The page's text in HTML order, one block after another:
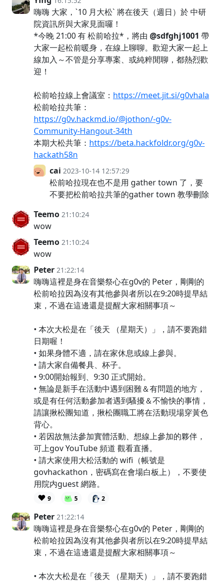
嗨嗨 大家，`10 月大松` 將在後天（週日）於 中研
院資訊所與大家見面囉！
*今晚 21:00 有 松前哈拉*，將由 @sdfghj1001 帶
大家一起松前暖身，在線上聊聊。歡迎大家一起上
線加入～不管是分享專案、或純粹閒聊，都熱烈歡
迎！
松前哈拉線上會議室： https://meet.jit.si/g0vhala
松前哈拉共筆：
https://g0v.hackmd.io/@jothon/-g0v-
Community-Hangout-34th
本期大松共筆： https://beta.hackfoldr.org/g0v-
hackath58n
cai 2023-10-14 12:57:29
松前哈拉現在也不是用 gather town 了，要
不要把松前哈拉共筆的gather town 教學刪除
Teemo 21:10:24
wow
Teemo 21:10:24
wow
Peter 21:22:14
嗨嗨這裡是身在音樂祭心在g0v的 Peter，剛剛的
松前哈拉因為沒有其他參與者所以在9:20時提早結
束，不過在這邊還是提醒大家相關事項～
• 本次大松是在「後天 （星期天）」，請不要跑錯
日期喔！
• 如果身體不適，請在家休息或線上參與。
• 請大家自備餐具、杯子。
• 9:00開始報到、9:30 正式開始。
• 無論是新手在活動中遇到困難＆有問題的地方，
或是有任何活動參加者遇到騷擾＆不愉快的事情，
請讓揪松團知道，揪松團職工將在活動現場穿黃色
背心。
• 若因故無法參加實體活動、想線上參加的夥伴，
可上gov YouTube 頻道 觀看直播。
• 請大家使用大松活動的 wifi（帳號是
govhackathon，密碼寫在會場白板上），不要使
用院内guest 網路。
❤️ 9 5 2
Peter 21:22:14
嗨嗨這裡是身在音樂祭心在g0v的 Peter，剛剛的
松前哈拉因為沒有其他參與者所以在9:20時提早結
束，不過在這邊還是提醒大家相關事項～
• 本次大松是在「後天 （星期天）」，請不要跑錯